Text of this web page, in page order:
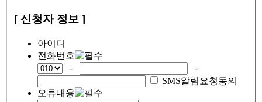
[ 신청자 정보 ]
아이디
전화번호
-
-
SMS알림요청동의
오류내용